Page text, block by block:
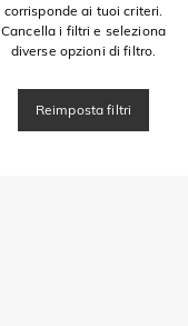
corrisponde ai tuoi criteri.
Cancella i filtri e seleziona
diverse opzioni di filtro.
Reimposta filtri